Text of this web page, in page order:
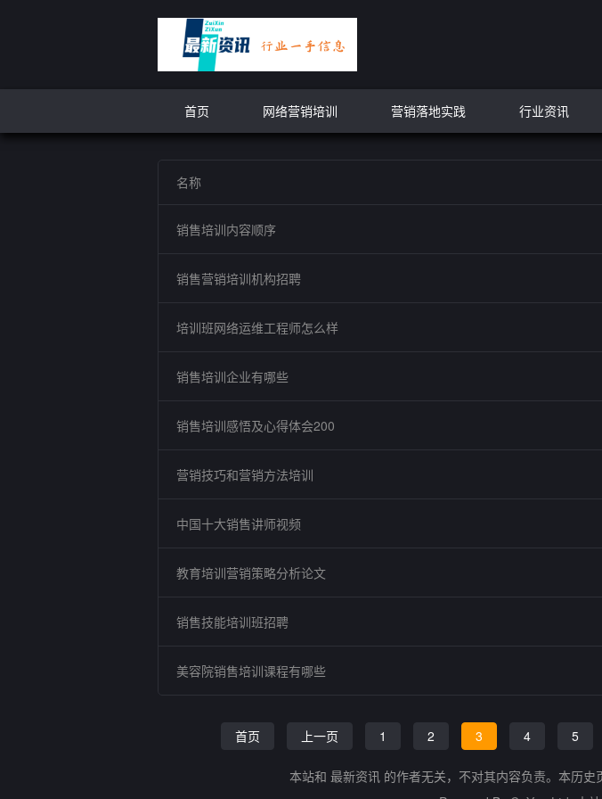
首页 网络营销培训 营销落地实践 行业资讯
名称
销售培训内容顺序
销售营销培训机构招聘
培训班网络运维工程师怎么样
销售培训企业有哪些
销售培训感悟及心得体会200
营销技巧和营销方法培训
中国十大销售讲师视频
教育培训营销策略分析论文
销售技能培训班招聘
美容院销售培训课程有哪些
首页 上一页 1 2 3 4 5
本站和 最新资讯 的作者无关，不对其内容负责。本历史